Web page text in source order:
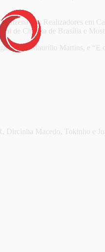
dos Realizadores em
Cinema de Brasília e
por Maurílio Martins, e
Dircinha Macedo, Tokinho e